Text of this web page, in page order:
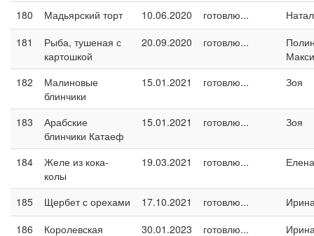
180
Мадьярский торт 10.06.2020 готовлю...
181
Рыба, тушеная с
картошкой
20.09.2020 готовлю...
182
Малиновые
блинчики
15.01.2021 готовлю... Зоя
183
Арабские
блинчики Катаеф
15.01.2021 готовлю... Зоя
184
Желе из кока-
колы
19.03.2021 готовлю...
185 Щербет с орехами 17.10.2021 готовлю...
186
Королевская
30.01.2023 готовлю...